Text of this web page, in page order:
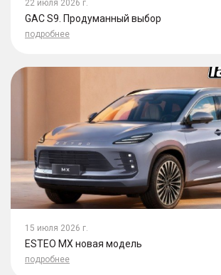
22 июля 2026 г.
GAC S9. Продуманный выбор
подробнее
15 июля 2026 г.
ESTEO MX новая модель
подробнее